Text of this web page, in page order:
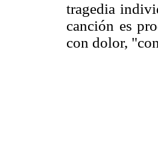
tragedia
canción es
con dolor,